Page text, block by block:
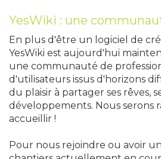
YesWiki : une
En plus d'être un logiciel de
YesWiki est aujourd'hui
une communauté de
d'utilisateurs issus d'horizons
du plaisir à partager ses rêves,
développements. Nous serons
accueillir !
Pour nous rejoindre ou avoir